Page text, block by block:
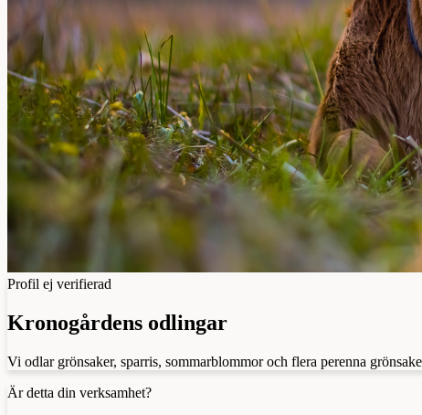
Profil ej verifierad
Kronogårdens odlingar
Vi odlar grönsaker, sparris, sommarblommor och flera perenna
Är detta din verksamhet?